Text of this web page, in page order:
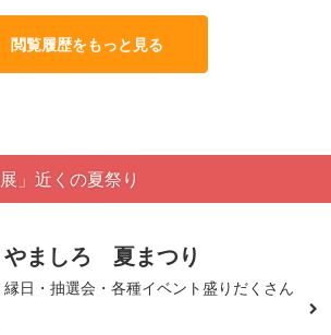
閲覧履歴をもっと見る
」近くの夏祭り
やましろ 夏まつり
縁日・抽選会・各種イベント盛りだくさん